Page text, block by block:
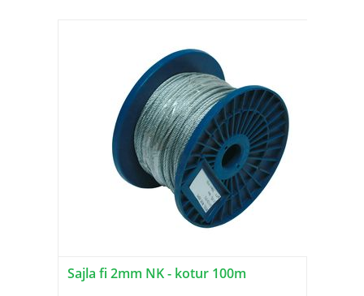
Sajla fi 2mm NK - kotur 100m